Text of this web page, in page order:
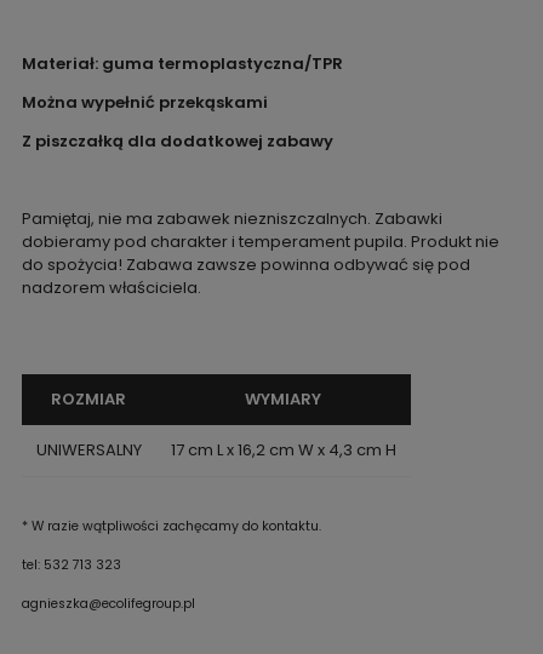
Materiał: guma termoplastyczna/TPR
Można wypełnić przekąskami
Z piszczałką dla dodatkowej zabawy
Pamiętaj, nie ma zabawek niezniszczalnych. Zabawki
dobieramy pod charakter i temperament pupila. Produkt nie
do spożycia! Zabawa zawsze powinna odbywać się pod
nadzorem właściciela.
ROZMIAR WYMIARY
UNIWERSALNY 17 cm L x 16,2 cm W x 4,3 cm H
* W razie wątpliwości zachęcamy do kontaktu.
tel: 532 713 323
agnieszka@ecolifegroup.pl